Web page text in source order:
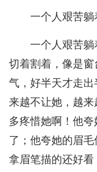
一个人艰苦躺
一个人艰苦
切着割着，像是
气，好半天才走
来越不让她，越
多疼惜她啊！他
了；他夸她的眉
拿眉笔描的还好